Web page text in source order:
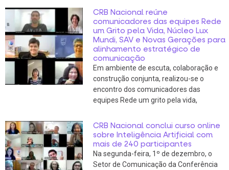
CRB Nacional reúne
comunicadores das equipes Rede
um Grito pela Vida, Núcleo Lux
Mundi, SAV e Novas Gerações para
alinhamento estratégico de
comunicação
Em ambiente de escuta, colaboração e
construção conjunta, realizou-se o
encontro dos comunicadores das
equipes Rede um grito pela vida,
CRB Nacional conclui curso online
sobre Inteligência Artificial com
mais de 240 participantes
Na segunda-feira, 1º de dezembro, o
Setor de Comunicação da Conferência